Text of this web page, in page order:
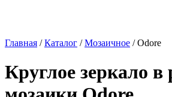
Главная /Каталог /Мозаичное /Odore
Круглое зеркало в